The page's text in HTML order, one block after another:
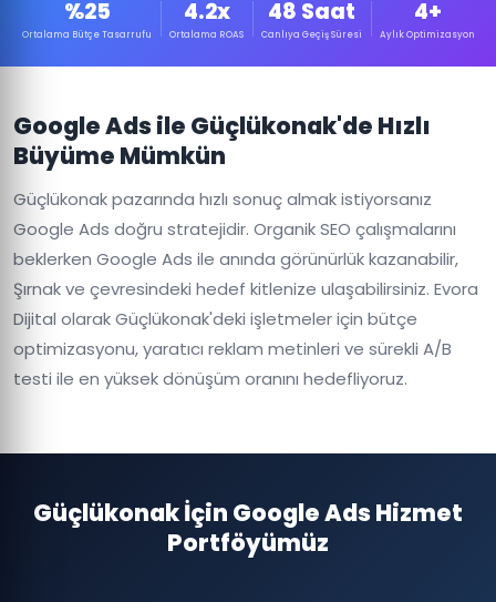
%25
Ortalama Bütçe Tasarrufu
4.2x
Ortalama ROAS
48 Saat
Canlıya Geçiş Süresi
4+
Aylık Optimizasyon
Google Ads ile Güçlükonak'de Hızlı
Büyüme Mümkün
Güçlükonak pazarında hızlı sonuç almak istiyorsanız
Google Ads doğru stratejidir. Organik SEO çalışmalarını
beklerken Google Ads ile anında görünürlük kazanabilir,
Şırnak ve çevresindeki hedef kitlenize ulaşabilirsiniz. Evora
Dijital olarak Güçlükonak'deki işletmeler için bütçe
optimizasyonu, yaratıcı reklam metinleri ve sürekli A/B
testi ile en yüksek dönüşüm oranını hedefliyoruz.
Güçlükonak İçin Google Ads Hizmet
Portföyümüz